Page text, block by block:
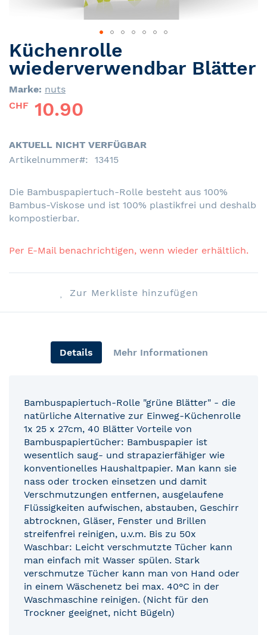
Skip
to
the
beginning
the
Küchenrolle
wiederverwendbar Blätter
Marke: nuts
CHF 10.90
AKTUELL NICHT VERFÜGBAR
Artikelnummer
13415
Die Bambuspapiertuch-Rolle besteht aus 100%
Bambus-Viskose und ist 100% plastikfrei und deshalb
kompostierbar.
Per E-Mail benachrichtigen, wenn wieder erhältlich.
Zur Merkliste hinzufügen
Details Mehr Informationen
Bambuspapiertuch-Rolle "grüne Blätter" - die
natürliche Alternative zur Einweg-Küchenrolle
1x 25 x 27cm, 40 Blätter Vorteile von
Bambuspapiertücher: Bambuspapier ist
wesentlich saug- und strapazierfähiger wie
konventionelles Haushaltpapier. Man kann sie
nass oder trocken einsetzen und damit
Verschmutzungen entfernen, ausgelaufene
Flüssigkeiten aufwischen, abstauben, Geschirr
abtrocknen, Gläser, Fenster und Brillen
streifenfrei reinigen, u.v.m. Bis zu 50x
Waschbar: Leicht verschmutzte Tücher kann
man einfach mit Wasser spülen. Stark
verschmutze Tücher kann man von Hand oder
in einem Wäschenetz bei max. 40°C in der
Waschmaschine reinigen. (Nicht für den
Trockner geeignet, nicht Bügeln)